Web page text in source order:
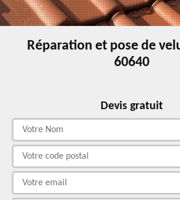
Réparation et pose de
60640
Devis gratuit